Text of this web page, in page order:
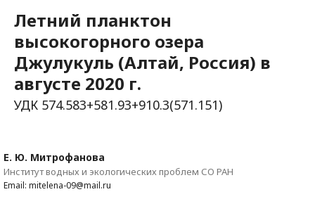
Летний планктон
высокогорного озера
Джулукуль (Алтай, Россия) в
августе 2020 г.
УДК 574.583+581.93+910.3(571.151)
Е. Ю. Митрофанова
Институт водных и экологических проблем СО РАН
Email: mitelena-09@mail.ru